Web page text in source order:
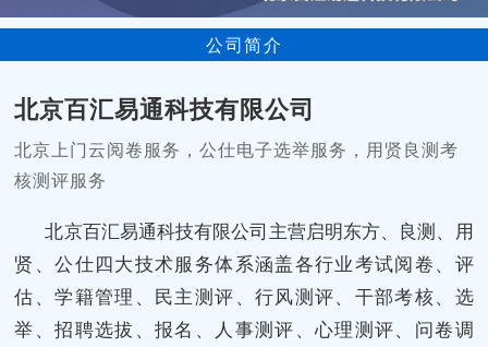
公司简介
北京百汇易通科技有限公司
北京上门云阅卷服务，公仕电子选举服务，用贤良测考
核测评服务
北京百汇易通科技有限公司主营启明东方、良测、用
贤、公仕四大技术服务体系涵盖各行业考试阅卷、评
估、学籍管理、民主测评、行风测评、干部考核、选
举、招聘选拔、报名、人事测评、心理测评、问卷调